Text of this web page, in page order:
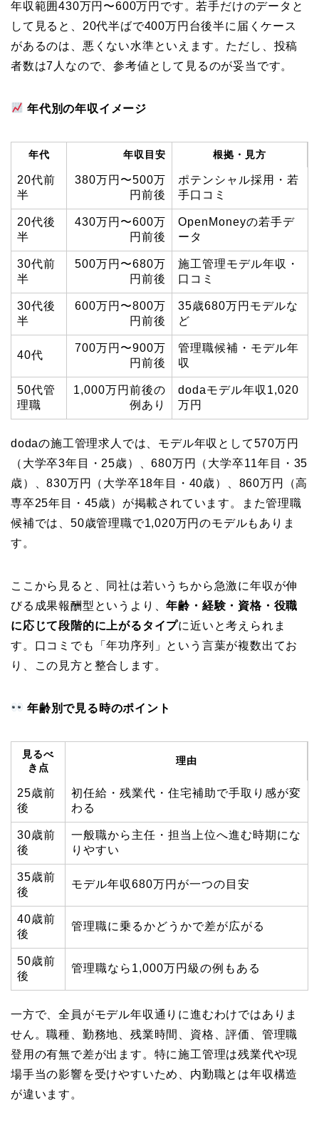
年収範囲430万円〜600万円です。若手だけのデータと
して見ると、20代半ばで400万円台後半に届くケース
があるのは、悪くない水準といえます。ただし、投稿
者数は7人なので、参考値として見るのが妥当です。
年代別の年収イメージ
年代 年収目安 根拠・見方
20代前
半
380万円〜500万
円前後
ポテンシャル採用・若
手口コミ
20代後
半
430万円〜600万
円前後
OpenMoneyの若手デ
ータ
30代前
半
500万円〜680万
円前後
施工管理モデル年収・
口コミ
30代後
半
600万円〜800万
円前後
35歳680万円モデルな
ど
40代
700万円〜900万
円前後
管理職候補・モデル年
収
50代管
理職
1,000万円前後の
例あり
dodaモデル年収1,020
万円
dodaの施工管理求人では、モデル年収として570万円
（大学卒3年目・25歳）、680万円（大学卒11年目・35
歳）、830万円（大学卒18年目・40歳）、860万円（高
専卒25年目・45歳）が掲載されています。また管理職
候補では、50歳管理職で1,020万円のモデルもありま
す。
ここから見ると、同社は若いうちから急激に年収が伸
びる成果報酬型というより、年齢・経験・資格・役職
に応じて段階的に上がるタイプに近いと考えられま
す。口コミでも「年功序列」という言葉が複数出てお
り、この見方と整合します。
年齢別で見る時のポイント
見るべ
き点
理由
25歳前
後
初任給・残業代・住宅補助で手取り感が変
わる
30歳前
後
一般職から主任・担当上位へ進む時期にな
りやすい
35歳前
後
モデル年収680万円が一つの目安
40歳前
後
管理職に乗るかどうかで差が広がる
50歳前
後
管理職なら1,000万円級の例もある
一方で、全員がモデル年収通りに進むわけではありま
せん。職種、勤務地、残業時間、資格、評価、管理職
登用の有無で差が出ます。特に施工管理は残業代や現
場手当の影響を受けやすいため、内勤職とは年収構造
が違います。